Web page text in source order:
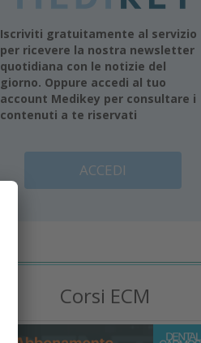
Iscriviti gratuitamente al servizio
per ricevere la nostra newsletter
quotidiana con le notizie del
giorno. Oppure accedi al tuo
account Medikey per consultare i
contenuti a te riservati
ACCEDI
Corsi ECM